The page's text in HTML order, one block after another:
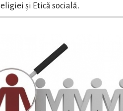
și Etică socială.